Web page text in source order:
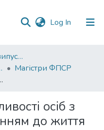
Log In (current)
01. Кваліфікаційні випускні роботи здобувачів вищої освіти
роботи
Магістри ФПСР
до життя
осіб з
до життя